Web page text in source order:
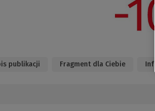
publikacji Fragment dla Ciebie